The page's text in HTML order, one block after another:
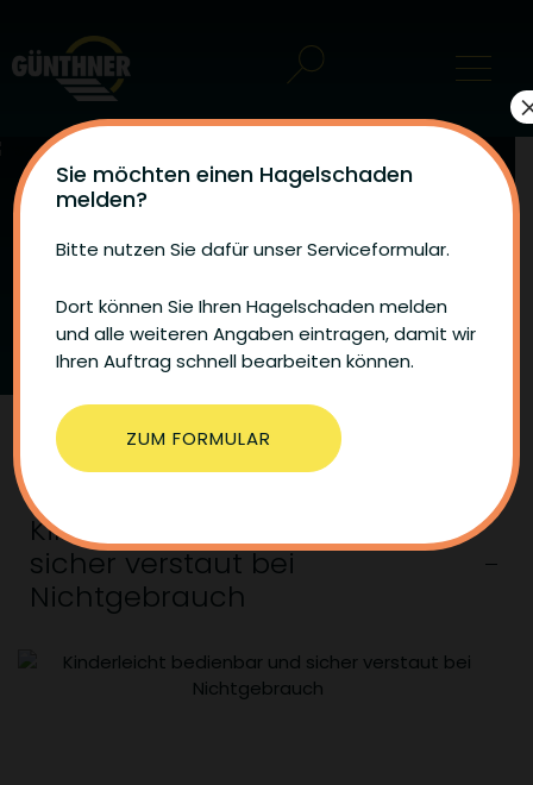
Insektenschutz-Plissee
schützen
Kinderleicht bedienbar und
sicher verstaut bei
Nichtgebrauch
Sie möchten einen Hagelschaden
melden?
Bitte nutzen Sie dafür unser Serviceformular.
Dort können Sie Ihren Hagelschaden melden
und alle weiteren Angaben eintragen, damit wir
Ihren Auftrag schnell bearbeiten können.
ZUM FORMULAR